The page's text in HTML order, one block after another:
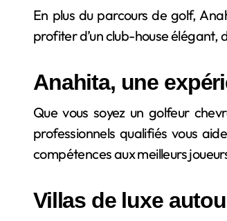
En plus du parcours de golf,
profiter d’un club-house élégant,
Anahita, une
Que vous soyez un golfeur
professionnels qualifiés vous
compétences aux meilleurs
Villas de luxe